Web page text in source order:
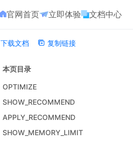
官网首页 立即体验 文档中心
下载文档 复制链接
本页目录
OPTIMIZE
SHOW_RECOMMEND
APPLY_RECOMMEND
SHOW_MEMORY_LIMIT